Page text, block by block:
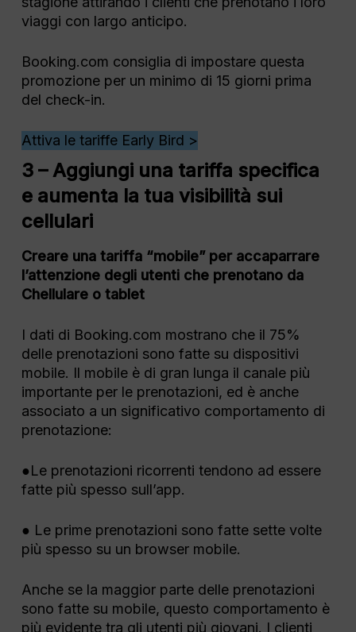
viaggi con largo anticipo.
Booking.com consiglia di impostare questa
promozione per un minimo di 15 giorni prima
del check-in.
Attiva le tariffe Early Bird >
3 – Aggiungi una tariffa specifica
e aumenta la tua visibilità sui
cellulari
Creare una tariffa “mobile” per accaparrare
l’attenzione degli utenti che prenotano da
Chellulare o tablet
I dati di Booking.com mostrano che il 75%
delle prenotazioni sono fatte su dispositivi
mobile. Il mobile è di gran lunga il canale più
importante per le prenotazioni, ed è anche
associato a un significativo comportamento di
prenotazione:
●Le prenotazioni ricorrenti tendono ad essere
fatte più spesso sull’app.
● Le prime prenotazioni sono fatte sette volte
più spesso su un browser mobile.
Anche se la maggior parte delle prenotazioni
sono fatte su mobile, questo comportamento è
più evidente tra gli utenti più giovani. I clienti